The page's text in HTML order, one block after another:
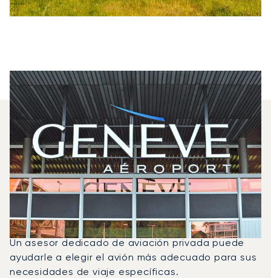
¿Qué Jets Privados Se
Alquilan Con Más Frecuencia
Entre Bruselas Y Ginebra?
En 2025, el Citation Mustang, el Citation CJ1 y el
Challenger 300 fueron los jets privados más
utilizados para vuelos entre Ginebra y Bruselas.
Un asesor dedicado de aviación privada puede
ayudarle a elegir el avión más adecuado para sus
necesidades de viaje específicas.